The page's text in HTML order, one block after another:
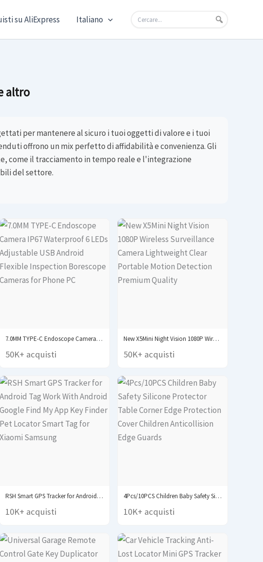
su AliExpress Italiano
altro
per mantenere al sicuro i tuoi oggetti di valore e i tuoi
offrono un mix perfetto di affidabilità e convenienza. Gli
come il tracciamento in tempo reale e l'integrazione
del settore.
7.0MM TYPE-C Endoscope Camera IP67 Waterproof 6 LEDs...
50K+ acquisti
New X5Mini Night Vision 1080P Wireless Surveillance Camera...
50K+ acquisti
RSH Smart GPS Tracker for Android Tag Work...
10K+ acquisti
4Pcs/10PCS Children Baby Safety Silicone Protector Table Corner...
10K+ acquisti